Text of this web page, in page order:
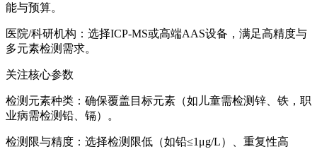
能与预算。
医院/科研机构：选择ICP-MS或高端AAS设备，满足高精度与
多元素检测需求。
关注核心参数
检测元素种类：确保覆盖目标元素（如儿童需检测锌、铁，职
业病需检测铅、镉）。
检测限与精度：选择检测限低（如铅≤1μg/L）、重复性高